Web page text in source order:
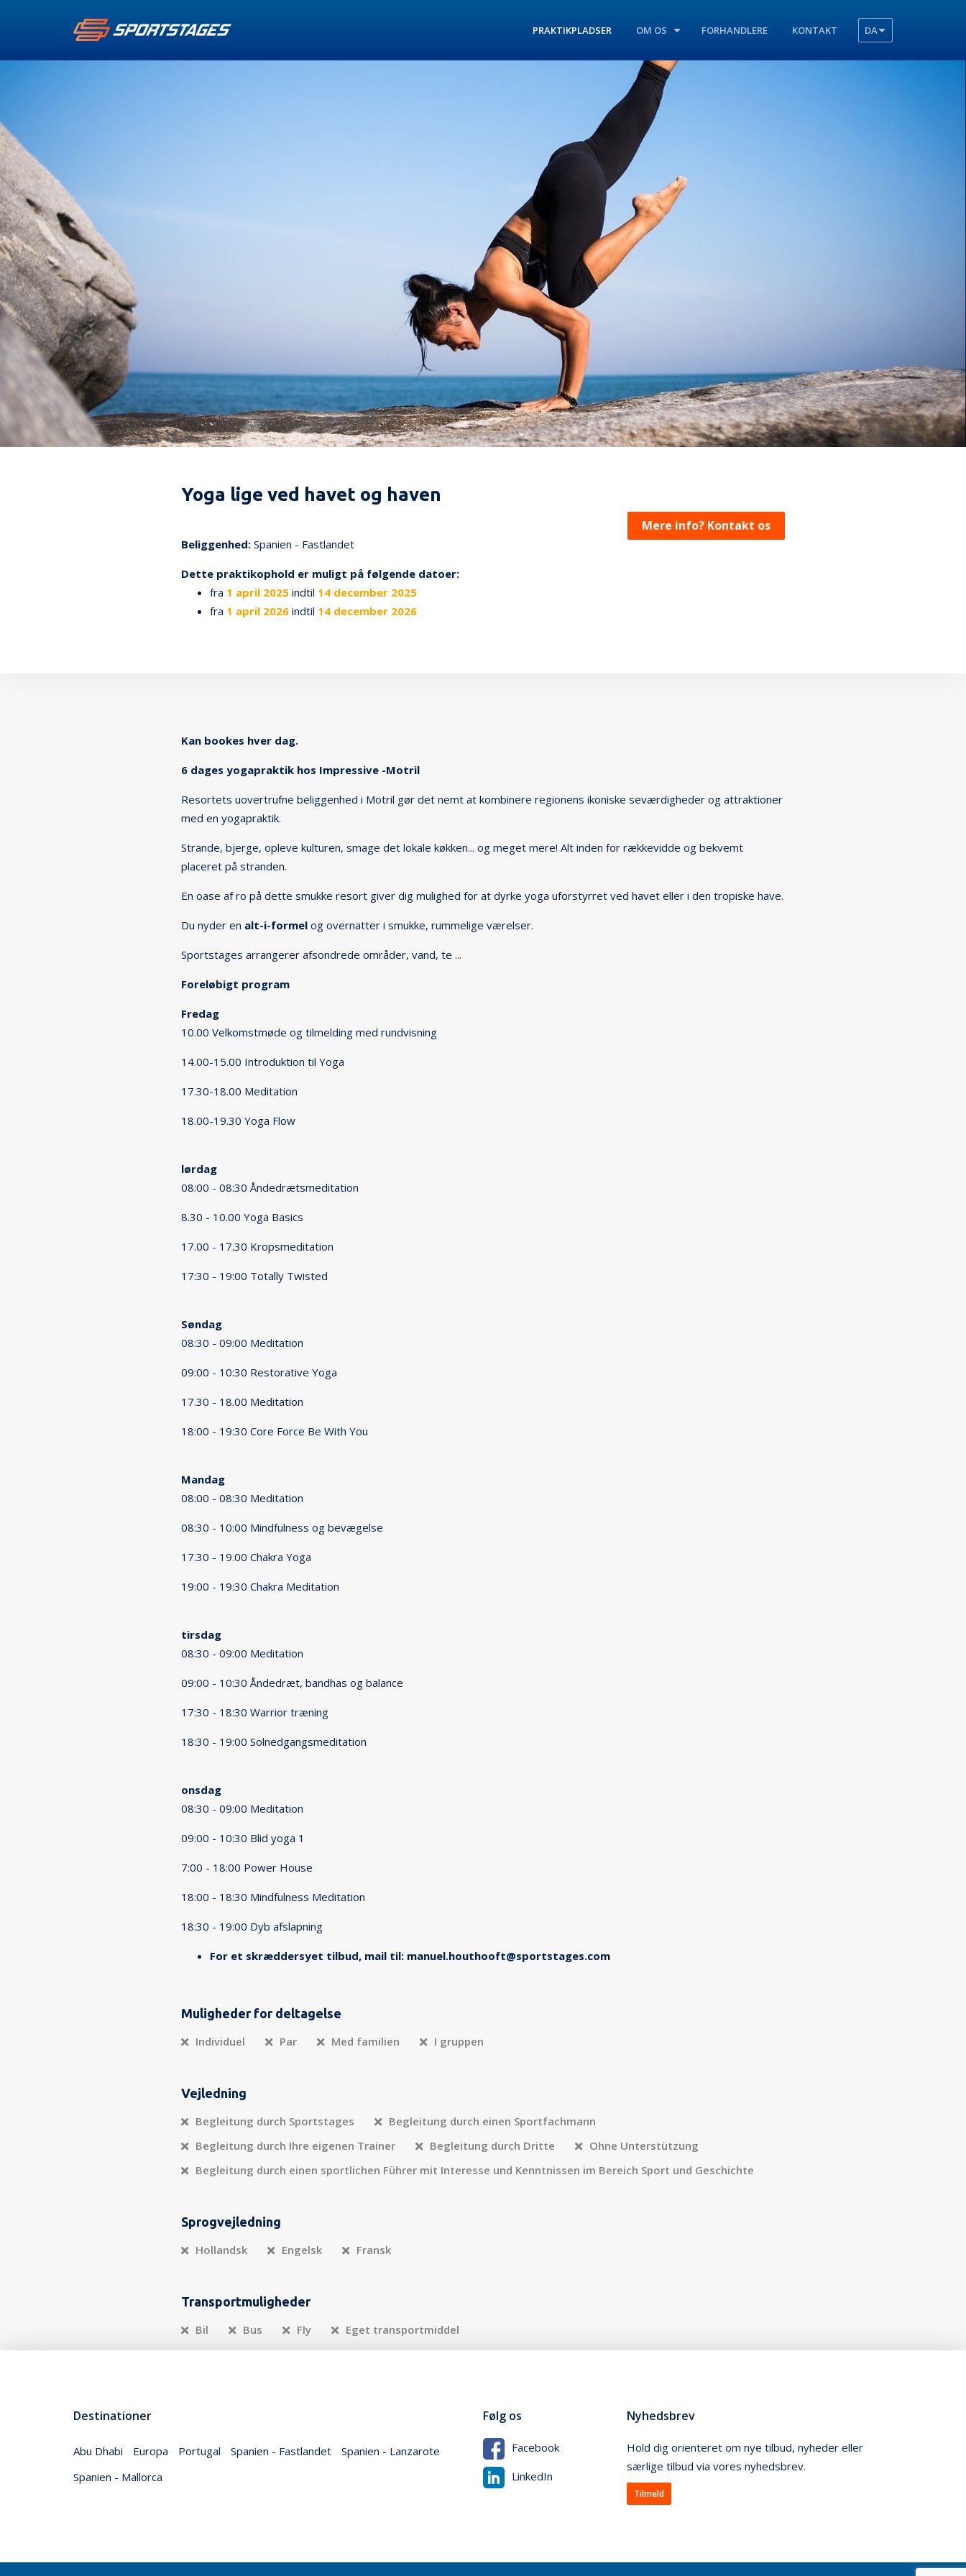
PRAKTIKPLADSER OM OS FORHANDLERE KONTAKT DA
Yoga lige ved havet og haven
Mere info? Kontakt os
Beliggenhed: Spanien - Fastlandet
Dette praktikophold er muligt på følgende datoer:
fra 1 april 2025 indtil 14 december 2025
fra 1 april 2026 indtil 14 december 2026
Kan bookes hver dag.
6 dages yogapraktik hos Impressive -Motril
Resortets uovertrufne beliggenhed i Motril gør det nemt at kombinere regionens ikoniske seværdigheder og attraktioner
med en yogapraktik.
Strande, bjerge, opleve kulturen, smage det lokale køkken... og meget mere! Alt inden for rækkevidde og bekvemt
placeret på stranden.
En oase af ro på dette smukke resort giver dig mulighed for at dyrke yoga uforstyrret ved havet eller i den tropiske have.
Du nyder en alt-i-formel og overnatter i smukke, rummelige værelser.
Sportstages arrangerer afsondrede områder, vand, te ...
Foreløbigt program
Fredag
10.00 Velkomstmøde og tilmelding med rundvisning
14.00-15.00 Introduktion til Yoga
17.30-18.00 Meditation
18.00-19.30 Yoga Flow
lørdag
08:00 - 08:30 Åndedrætsmeditation
8.30 - 10.00 Yoga Basics
17.00 - 17.30 Kropsmeditation
17:30 - 19:00 Totally Twisted
Søndag
08:30 - 09:00 Meditation
09:00 - 10:30 Restorative Yoga
17.30 - 18.00 Meditation
18:00 - 19:30 Core Force Be With You
Mandag
08:00 - 08:30 Meditation
08:30 - 10:00 Mindfulness og bevægelse
17.30 - 19.00 Chakra Yoga
19:00 - 19:30 Chakra Meditation
tirsdag
08:30 - 09:00 Meditation
09:00 - 10:30 Åndedræt, bandhas og balance
17:30 - 18:30 Warrior træning
18:30 - 19:00 Solnedgangsmeditation
onsdag
08:30 - 09:00 Meditation
09:00 - 10:30 Blid yoga 1
7:00 - 18:00 Power House
18:00 - 18:30 Mindfulness Meditation
18:30 - 19:00 Dyb afslapning
For et skræddersyet tilbud, mail til: manuel.houthooft@sportstages.com
Muligheder for deltagelse
Individuel
Par Med familien I gruppen
Vejledning
Begleitung durch Sportstages
Begleitung durch einen Sportfachmann
Begleitung durch Ihre eigenen Trainer
Begleitung durch Dritte
Ohne Unterstützung
Begleitung durch einen sportlichen Führer mit Interesse und Kenntnissen im Bereich Sport und Geschichte
Sprogvejledning
Hollandsk
Engelsk Fransk
Transportmuligheder
Bil
Bus Fly Eget transportmiddel
Destinationer
Abu Dhabi Europa Portugal Spanien - Fastlandet
Spanien - Lanzarote
Spanien - Mallorca
Følg os
Facebook
LinkedIn
Nyhedsbrev
Hold dig orienteret om nye tilbud, nyheder eller
særlige tilbud via vores nyhedsbrev.
Tilmeld